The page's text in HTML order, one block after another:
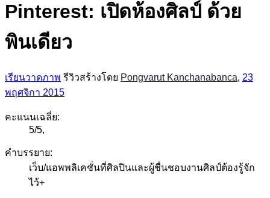
Pinterest: เปิดห้องศิลป์ ด้วย
พินเดียว
เรียนวาดภาพ รีวิวสร้างโดย Pongvarut Kanchanabanca, 23
พฤศจิกา 2015
คะแนนเฉลี่ย:
5/5,
คำบรรยาย:
เว็บ/แอพพลิเคชั่นที่ศิลปินและผู้ชื่นชอบงานศิลป์ต้องรู้จัก
ไว้+